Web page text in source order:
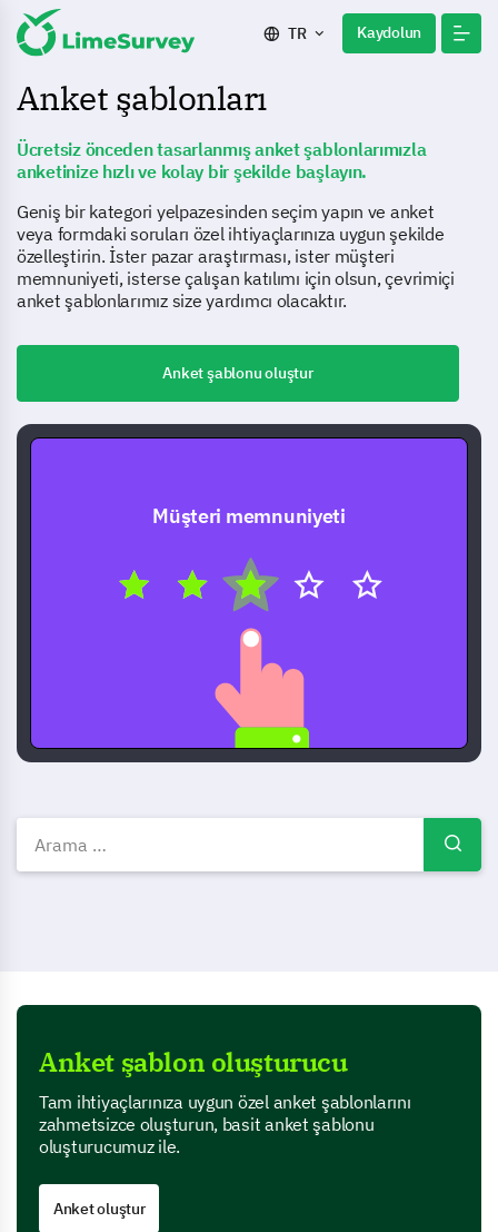
TR Kaydolun
Anket şablonları
Ücretsiz önceden tasarlanmış anket şablonlarımızla
anketinize hızlı ve kolay bir şekilde başlayın.
Geniş bir kategori yelpazesinden seçim yapın ve anket
veya formdaki soruları özel ihtiyaçlarınıza uygun şekilde
özelleştirin. İster pazar araştırması, ister müşteri
memnuniyeti, isterse çalışan katılımı için olsun, çevrimiçi
anket şablonlarımız size yardımcı olacaktır.
Anket şablonu oluştur
Müşteri memnuniyeti
Anket şablon oluşturucu
Tam ihtiyaçlarınıza uygun özel anket şablonlarını
zahmetsizce oluşturun, basit anket şablonu
oluşturucumuz ile.
Anket oluştur